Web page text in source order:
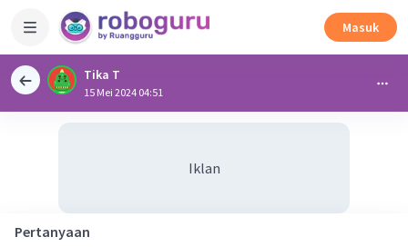
Masuk
Tika T
15 Mei 2024 04:51
Iklan
Pertanyaan